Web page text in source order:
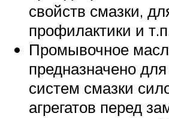
свойств смазки,
профилактики и
Промывочное
предназначено для
систем смазки
агрегатов перед